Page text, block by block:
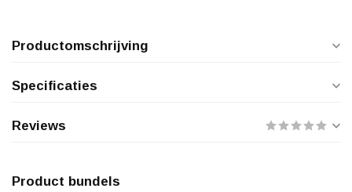
Productomschrijving
Specificaties
Reviews
Product bundels